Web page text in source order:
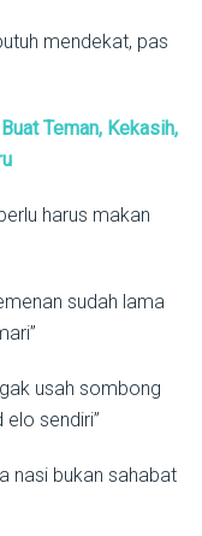
mendekat, pas
Teman, Kekasih,
harus makan
sudah lama
usah sombong
sendiri”
nasi bukan sahabat